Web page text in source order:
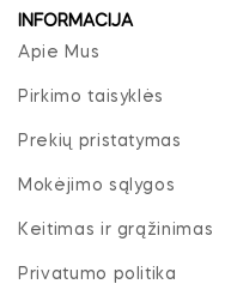
INFORMACIJA
Apie Mus
Pirkimo taisyklės
Prekių pristatymas
Mokėjimo sąlygos
Keitimas ir grąžinimas
Privatumo politika